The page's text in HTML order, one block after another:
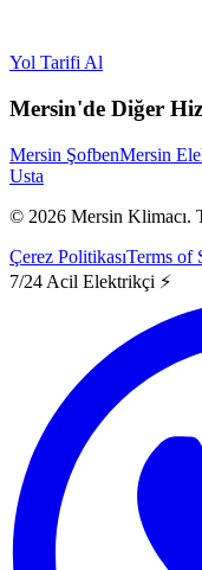
Yol Tarifi Al
Mersin'de Diğer
Mersin ŞofbenMersin
Usta
© 2026 Mersin Klimacı.
Çerez PolitikasıTerms of
7/24 Acil Elektrikçi ⚡